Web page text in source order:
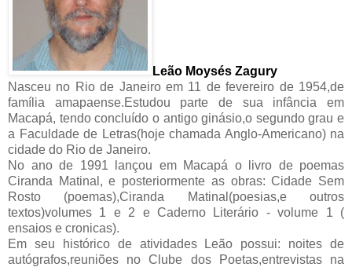
Leão Moysés Zagury
Nasceu no Rio de Janeiro em 11 de fevereiro de 1954,de
família amapaense.Estudou parte de sua infância em
Macapá, tendo concluído o antigo ginásio,o segundo grau e
a Faculdade de Letras(hoje chamada Anglo-Americano) na
cidade do Rio de Janeiro.
No ano de 1991 lançou em Macapá o livro de poemas
Ciranda Matinal, e posteriormente as obras: Cidade Sem
Rosto (poemas),Ciranda Matinal(poesias,e outros
textos)volumes 1 e 2 e Caderno Literário - volume 1 (
ensaios e cronicas).
Em seu histórico de atividades Leão possui: noites de
autógrafos,reuniões no Clube dos Poetas,entrevistas na